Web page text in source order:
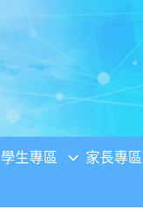
學生專區 家長專區